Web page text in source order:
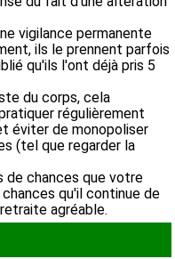
vigilance permanente
ils le prennent parfois
qu'ils l'ont déjà pris 5
du corps, cela
régulièrement
éviter de monopoliser
(tel que regarder la
de chances que votre
qu'il continue de
agréable.